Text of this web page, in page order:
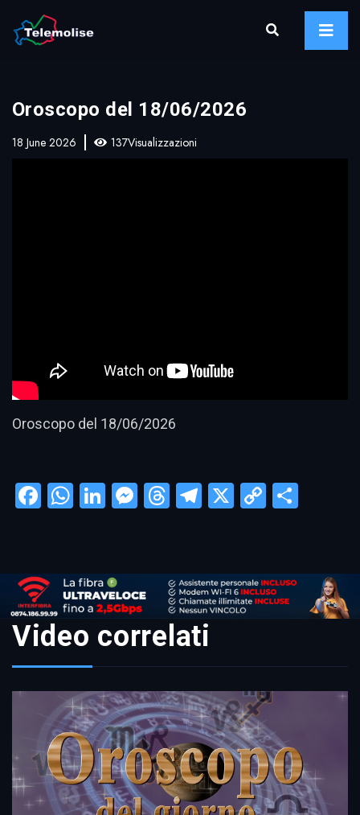
Oroscopo del 18/06/2026
18 June 2026 137Visualizzazioni
Oroscopo del 18/06/2026
Facebook
WhatsApp
LinkedIn
Messenger
Threads
Telegram
X
Copy
Video correlati